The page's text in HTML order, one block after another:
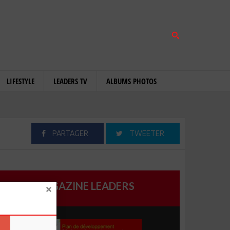
LIFESTYLE LEADERS TV ALBUMS PHOTOS
PARTAGER TWEETER
MAGAZINE LEADERS